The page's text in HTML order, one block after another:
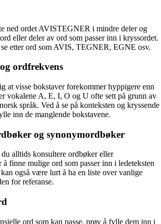
ned ordet AVISTEGNER i mindre deler og
eller deler av ord som passer inn i kryssordet.
etter ord som AVIS, TEGNER, EGNE osv.
ordfrekvens
at visse bokstaver forekommer hyppigere enn
vokalene A, E, I, O og U ofte sett på grunn av
språk. Ved å se på konteksten og kryssende
inn de manglende bokstavene.
og synonymordbøker
alltids konsultere ordbøker eller
finne mulige ord som passer inn i ledeteksten
også være lurt å ha en liste over vanlige
for referanse.
ord som kan passe, prøv å fylle dem inn i